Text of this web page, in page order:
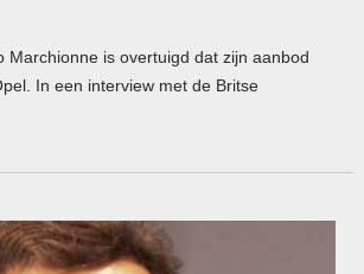
Marchionne is overtuigd dat zijn aanbod
In een interview met de Britse
dan moeten ze het accepteren.”